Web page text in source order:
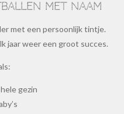
met naam
met een persoonlijk tintje.
jaar weer een groot succes.
gezin